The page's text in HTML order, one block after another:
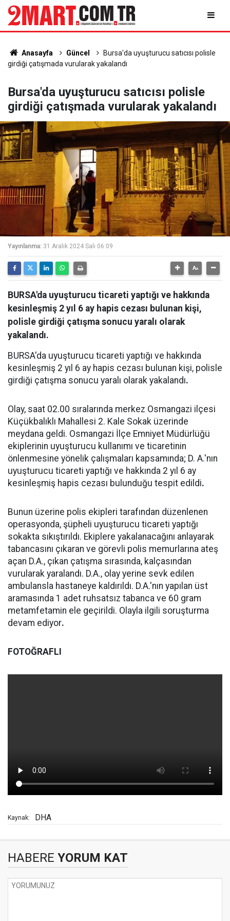
Anasayfa Güncel
Bursa'da uyuşturucu satıcısı polisle
girdiği çatışmada vurularak yakalandı
Bursa'da uyuşturucu satıcısı polisle
girdiği çatışmada vurularak yakalandı
Yayınlanma: 31 Aralık 2024 Salı 06:09
BURSA'da uyuşturucu ticareti yaptığı ve hakkında
kesinleşmiş 2 yıl 6 ay hapis cezası bulunan kişi,
polisle girdiği çatışma sonucu yaralı olarak
yakalandı.
BURSA'da uyuşturucu ticareti yaptığı ve hakkında
kesinleşmiş 2 yıl 6 ay hapis cezası bulunan kişi, polisle
girdiği çatışma sonucu yaralı olarak yakalandı.
Olay, saat 02.00 sıralarında merkez Osmangazi ilçesi
Küçükbalıklı Mahallesi 2. Kale Sokak üzerinde
meydana geldi. Osmangazi İlçe Emniyet Müdürlüğü
ekiplerinin uyuşturucu kullanımı ve ticaretinin
önlenmesine yönelik çalışmaları kapsamında; D. A.'nın
uyuşturucu ticareti yaptığı ve hakkında 2 yıl 6 ay
kesinleşmiş hapis cezası bulunduğu tespit edildi.
Bunun üzerine polis ekipleri tarafından düzenlenen
operasyonda, şüpheli uyuşturucu ticareti yaptığı
sokakta sıkıştırıldı. Ekiplere yakalanacağını anlayarak
tabancasını çıkaran ve görevli polis memurlarına ateş
açan D.A., çıkan çatışma sırasında, kalçasından
vurularak yaralandı. D.A., olay yerine sevk edilen
ambulansla hastaneye kaldırıldı. D.A.'nın yapılan üst
aramasında 1 adet ruhsatsız tabanca ve 60 gram
metamfetamin ele geçirildi. Olayla ilgili soruşturma
devam ediyor.
FOTOĞRAFLI
Kaynak: DHA
HABERE YORUM KAT